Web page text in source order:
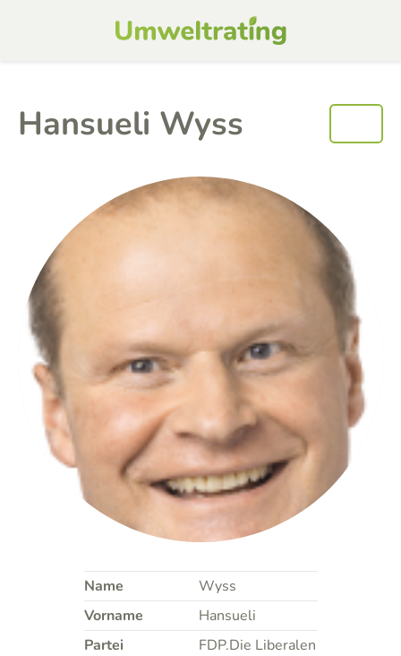
Hansueli Wyss
Name
Wyss
Vorname
Hansueli
Partei
FDP.Die Liberalen